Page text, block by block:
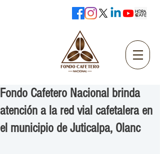
Fondo Cafetero Nacional brinda
atención a la red vial cafetalera en
el municipio de Juticalpa, Olanc